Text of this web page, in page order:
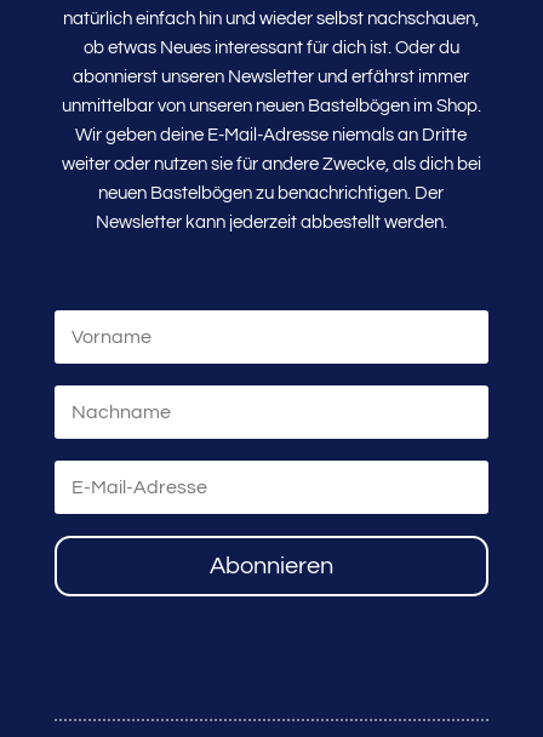
natürlich einfach hin und wieder selbst nachschauen,
ob etwas Neues interessant für dich ist. Oder du
abonnierst unseren Newsletter und erfährst immer
unmittelbar von unseren neuen Bastelbögen im Shop.
Wir geben deine E-Mail-Adresse niemals an Dritte
weiter oder nutzen sie für andere Zwecke, als dich bei
neuen Bastelbögen zu benachrichtigen. Der
Newsletter kann jederzeit abbestellt werden.
Abonnieren